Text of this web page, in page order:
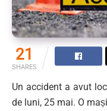
21
SHARES
Un accident a avut
de luni, 25 mai. O